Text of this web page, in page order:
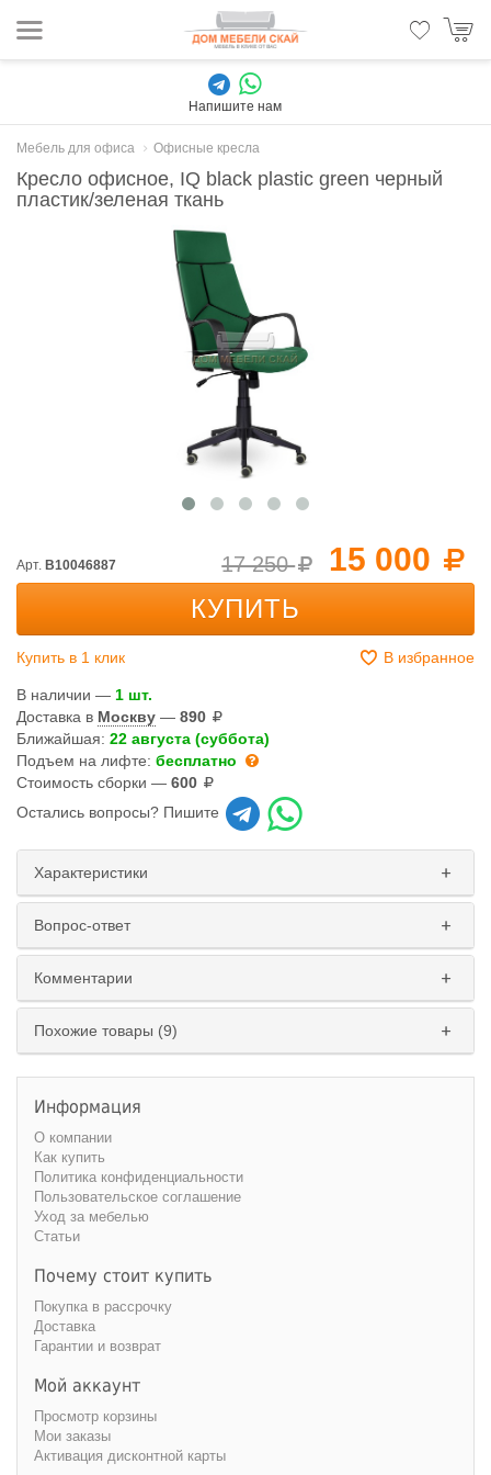
Напишите нам
Мебель для офиса Офисные кресла
Кресло офисное, IQ black plastic green черный
пластик/зеленая ткань
15 000
17 250
Арт. B10046887
КУПИТЬ
Купить в 1 клик В избранное
В наличии — 1 шт.
Доставка в Москву — 890
Ближайшая: 22 августа (суббота)
Подъем на лифте: бесплатно
Стоимость сборки — 600
Остались вопросы? Пишите
Характеристики
Вопрос-ответ
Комментарии
Похожие товары (9)
Информация
О компании
Как купить
Политика конфиденциальности
Пользовательское соглашение
Уход за мебелью
Статьи
Почему стоит купить
Покупка в рассрочку
Доставка
Гарантии и возврат
Мой аккаунт
Просмотр корзины
Мои заказы
Активация дисконтной карты